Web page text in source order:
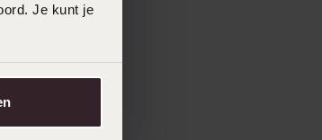
Je kunt je